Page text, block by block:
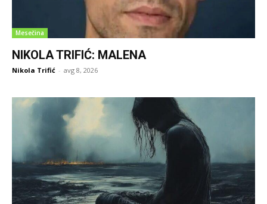
Mesečina
NIKOLA TRIFIĆ: MALENA
Nikola Trifić - avg 8, 2026